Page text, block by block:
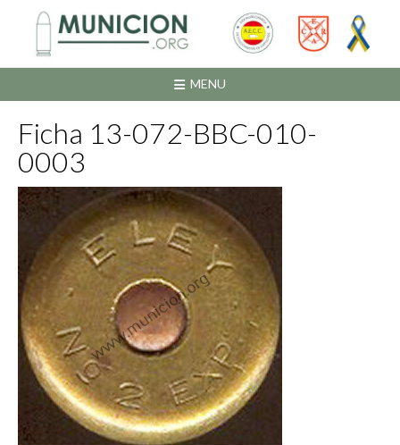
contenido
MENU
Ficha 13-072-BBC-010-
0003